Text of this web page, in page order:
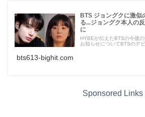
BTS ジョングクに激似
る...ジョングク本人の
に
HYBEが伝えたBTSの今後
お知らせについてBTSのデ
bts613-bighit.com
Sponsored Links